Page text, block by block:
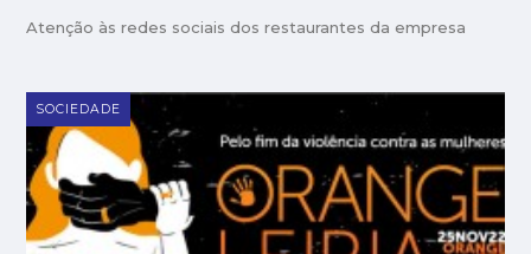
Atenção às redes sociais dos restaurantes da empresa
SOCIEDADE